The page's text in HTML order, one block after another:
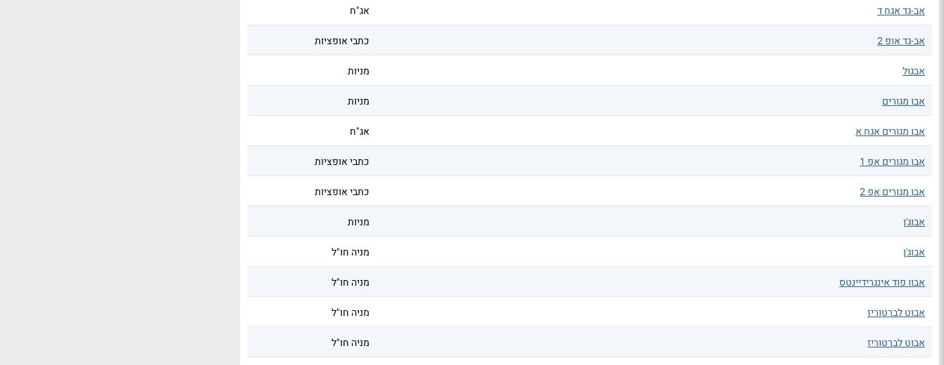
אב-גד אגח ד אג"ח
אב-גד אופ 2 כתבי אופציות
אבגול מניות
אבו מגורים מניות
אבו מגורים אגח א אג"ח
אבו מגורים אפ 1 כתבי אופציות
אבו מגורים אפ 2 כתבי אופציות
אבוג'ן מניות
אבוג'ן מניה חו"ל
אבוו פוד אינגרידיינטס מניה חו"ל
אבוט לברטוריז מניה חו"ל
אבוט לברטוריז מניה חו"ל